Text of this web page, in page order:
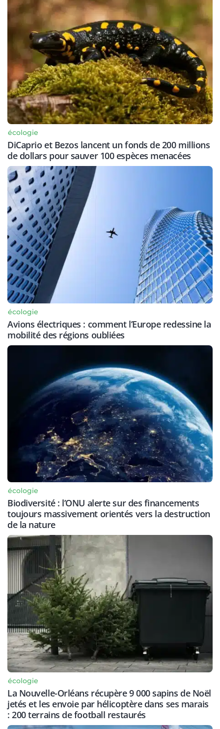
écologie
DiCaprio et Bezos lancent un fonds de 200 millions
de dollars pour sauver 100 espèces menacées
écologie
Avions électriques : comment l’Europe redessine la
mobilité des régions oubliées
écologie
Biodiversité : l’ONU alerte sur des financements
toujours massivement orientés vers la destruction
de la nature
écologie
La Nouvelle-Orléans récupère 9 000 sapins de Noël
jetés et les envoie par hélicoptère dans ses marais
: 200 terrains de football restaurés